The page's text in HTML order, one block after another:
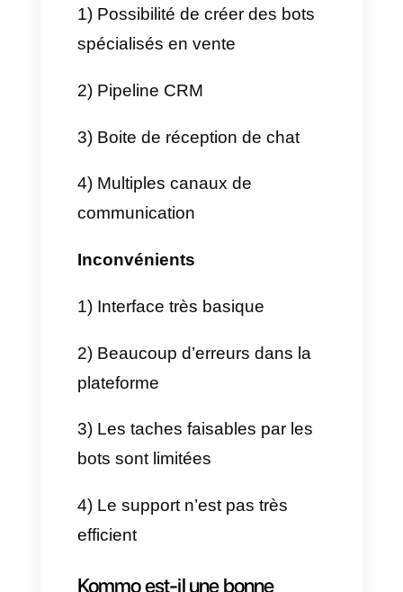
répondent quotidiennement à
de grandes quantités de
messages et communiquent
gérer les équipes et maintenir
communication et le bon
développement de celle-ci.
Avantages et inconvénients de
Kommo
Kommo est une application
assez intéressante et
productive pour les entreprises,